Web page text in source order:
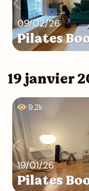
09/02/26
Pilates
19 janvier
19/01/26
Pilates
9.2k